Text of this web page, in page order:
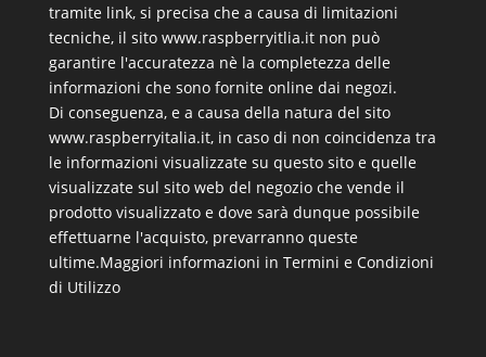
tramite link, si precisa che a causa di limitazioni
tecniche, il sito www.raspberryitlia.it non può
garantire l'accuratezza nè la completezza delle
informazioni che sono fornite online dai negozi.
Di conseguenza, e a causa della natura del sito
www.raspberryitalia.it, in caso di non coincidenza tra
le informazioni visualizzate su questo sito e quelle
visualizzate sul sito web del negozio che vende il
prodotto visualizzato e dove sarà dunque possibile
effettuarne l'acquisto, prevarranno queste
ultime.Maggiori informazioni in Termini e Condizioni
di Utilizzo